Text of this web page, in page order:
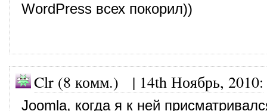
WordPress всех покорил))
Clr (8 комм.) | 14th Ноябрь, 2010:
Joomla, когда я к ней